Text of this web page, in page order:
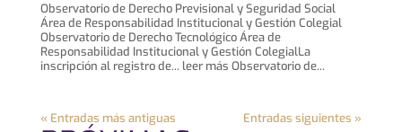
Observatorio de Derecho Previsional y Seguridad Social
Área de Responsabilidad Institucional y Gestión Colegial
Observatorio de Derecho Tecnológico Área de
Responsabilidad Institucional y Gestión ColegialLa
inscripción al registro de... leer más Observatorio de...
« Entradas más antiguas Entradas siguientes »